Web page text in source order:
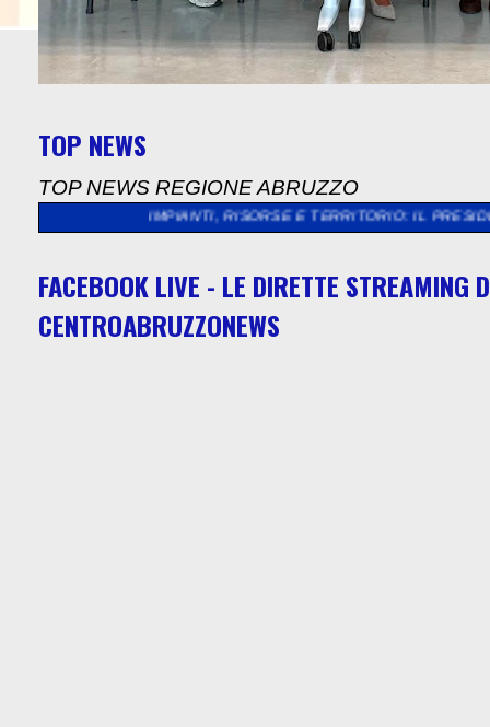
TOP NEWS
TOP NEWS REGIONE ABRUZZO
IMPIANTI, RISORSE E TERRITORIO: IL PRESIDENTE
FACEBOOK LIVE - LE DIRETTE STREAMING
CENTROABRUZZONEWS